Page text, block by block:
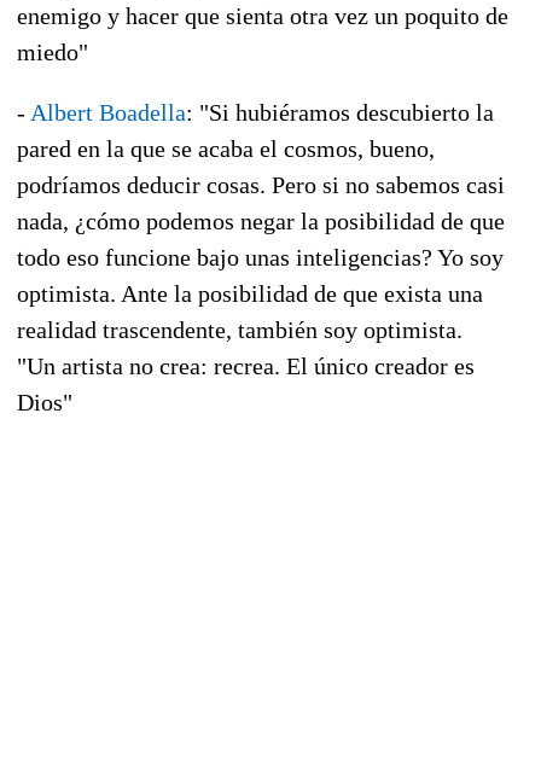
enemigo y hacer que sienta otra vez un poquito de
miedo"
- Albert Boadella: "Si hubiéramos descubierto la
pared en la que se acaba el cosmos, bueno,
podríamos deducir cosas. Pero si no sabemos casi
nada, ¿cómo podemos negar la posibilidad de que
todo eso funcione bajo unas inteligencias? Yo soy
optimista. Ante la posibilidad de que exista una
realidad trascendente, también soy optimista.
"Un artista no crea: recrea. El único creador es
Dios"